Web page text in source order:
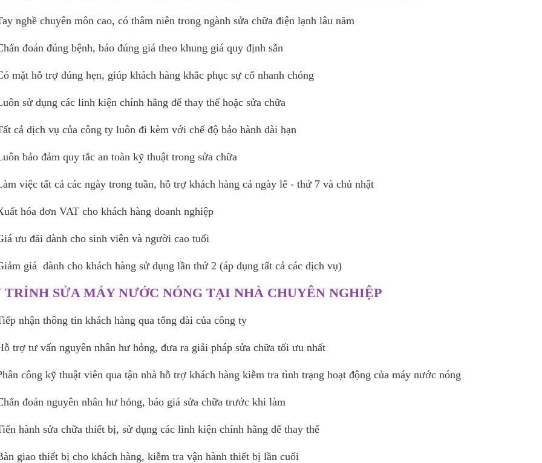
nghề chuyên môn cao, có thâm niên trong ngành sửa chữa điện lạnh lâu năm
đoán đúng bệnh, báo đúng giá theo khung giá quy định sẵn
mặt hỗ trợ đúng hẹn, giúp khách hàng khắc phục sự cố nhanh chóng
sử dụng các linh kiện chính hãng để thay thế hoặc sửa chữa
cả dịch vụ của công ty luôn đi kèm với chế độ bảo hành dài hạn
bảo đảm quy tắc an toàn kỹ thuật trong sửa chữa
việc tất cả các ngày trong tuần, hỗ trợ khách hàng cả ngày lể - thứ 7 và chủ nhật
hóa đơn VAT cho khách hàng doanh nghiệp
ưu đãi dành cho sinh viên và người cao tuổi
giá dành cho khách hàng sử dụng lần thứ 2 (áp dụng tất cả các dịch vụ)
TRÌNH SỬA MÁY NƯỚC NÓNG TẠI NHÀ CHUYÊN NGHIỆP
nhận thông tin khách hàng qua tổng đài của công ty
trợ tư vấn nguyên nhân hư hỏng, đưa ra giải pháp sửa chữa tối ưu nhất
công kỹ thuật viên qua tận nhà hỗ trợ khách hàng kiễm tra tình trạng hoạt động của máy nước nóng
đoán nguyên nhân hư hỏng, báo giá sửa chữa trước khi làm
hành sửa chữa thiết bị, sử dụng các linh kiện chính hãng để thay thế
giao thiết bị cho khách hàng, kiễm tra vận hành thiết bị lần cuối